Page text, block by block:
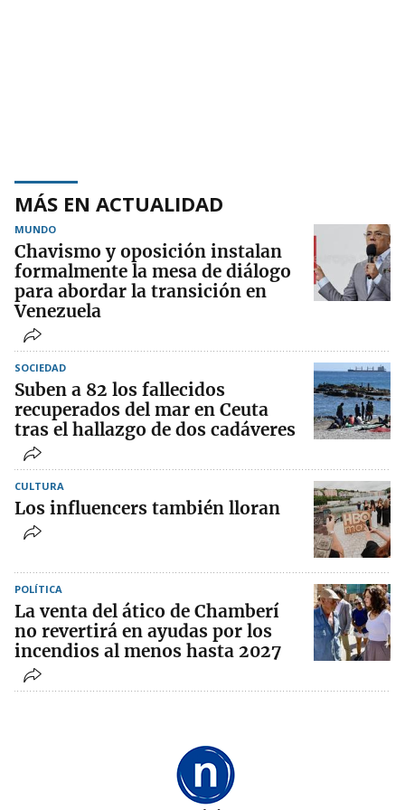
MÁS EN ACTUALIDAD
MUNDO
Chavismo y oposición instalan
formalmente la mesa de diálogo
para abordar la transición en
Venezuela
SOCIEDAD
Suben a 82 los fallecidos
recuperados del mar en Ceuta
tras el hallazgo de dos cadáveres
CULTURA
Los influencers también lloran
POLÍTICA
La venta del ático de Chamberí
no revertirá en ayudas por los
incendios al menos hasta 2027